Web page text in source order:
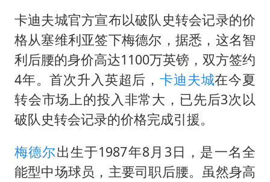
巡查组提问 工作人员偷用手机查答案
代人信访被判寻衅滋事案被告人获国赔
现代版摸金校尉落网查获400多枚古币
消费新图景｜多举措提升消费体验 释放夏日经济活力
泰国一女公务员妆容引争议 本人回应
宇树科技发行价格150.80元/股
卡迪夫城官方宣布以破队史转会记录的价
格从塞维利亚签下梅德尔，据悉，这名智
利后腰的身价高达1100万英镑，双方签约
4年。首次升入英超后，卡迪夫城在今夏
转会市场上的投入非常大，已先后3次以
破队史转会记录的价格完成引援。
梅德尔出生于1987年8月3日，是一名全
能型中场球员，主要司职后腰。虽然身高